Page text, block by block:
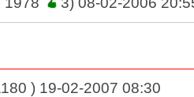
) 19-02-2007 08:30